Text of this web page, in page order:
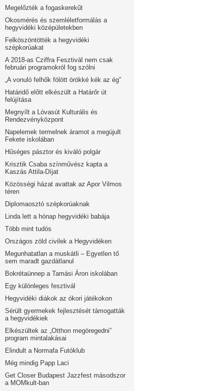
Megelőzték a fogaskerekűt
Okosmérés és szemléletformálás a
hegyvidéki középületekben
Felköszöntötték a hegyvidéki
szépkorúakat
A 2018-as Cziffra Fesztivál nem csak
februári programokról fog szólni
„A vonuló felhők fölött örökké kék az ég”
Határidő előtt elkészült a Határőr út
felújítása
Megnyílt a Lóvasút Kulturális és
Rendezvényközpont
Napelemek termelnek áramot a megújult
Fekete iskolában
Hűséges pásztor és kiváló polgár
Krisztik Csaba színművész kapta a
Kaszás Attila-Díjat
Közösségi házat avattak az Apor Vilmos
téren
Diplomaosztó szépkorúaknak
Linda lett a hónap hegyvidéki babája
Több mint tudós
Országos zöld civilek a Hegyvidéken
Megunhatatlan a muskátli – Egyetlen tő
sem maradt gazdátlanul
Bokrétaünnep a Tamási Áron iskolában
Egy különleges fesztivál
Hegyvidéki diákok az ókori játékokon
Sérült gyermekek fejlesztését támogatták
a hegyvidékiek
Elkészültek az „Otthon megöregedni”
program mintalakásai
Elindult a Normafa Futóklub
Még mindig Papp Laci
Get Closer Budapest Jazzfest másodszor
a MOMkult-ban